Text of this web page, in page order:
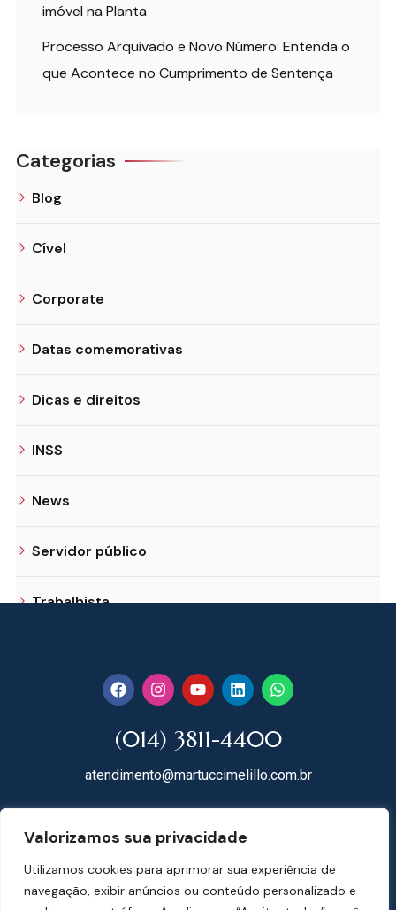
Valorizamos sua privacidade
Utilizamos cookies para aprimorar sua experiência de
navegação, exibir anúncios ou conteúdo personalizado e
imóvel na Planta
Processo Arquivado e Novo Número: Entenda o
que Acontece no Cumprimento de Sentença
Categorias
Blog
Cível
Corporate
Datas comemorativas
Dicas e direitos
INSS
News
Servidor público
Trabalhista
(014) 3811-4400
atendimento@martuccimelillo.com.br
18602-091 Centro – Botucatu – SP